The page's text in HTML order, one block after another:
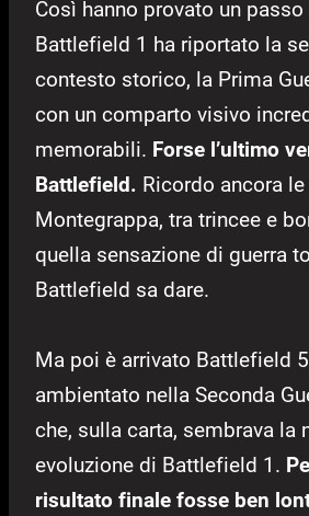
Così hanno provato un
Battlefield 1 ha riportato la
contesto storico, la Prima
con un comparto visivo
memorabili. Forse l’ultimo
Battlefield. Ricordo ancora
Montegrappa, tra trincee e
quella sensazione di guerra
Battlefield sa dare.
Ma poi è arrivato Battlefield
ambientato nella Seconda
che, sulla carta, sembrava la
evoluzione di Battlefield 1.
risultato finale fosse ben